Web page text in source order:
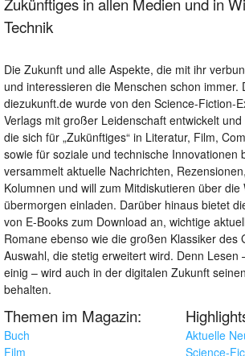
Technik
Die Zukunft und alle Aspekte, die mit ihr
und interessieren die Menschen schon immer.
diezukunft.de wurde von den Science-Fiction-
Verlags mit großer Leidenschaft entwickelt
die sich für „Zukünftiges“ in Literatur, Film,
sowie für soziale und technische Innovationen
versammelt aktuelle Nachrichten,
Kolumnen und will zum Mitdiskutieren über
übermorgen einladen. Darüber hinaus bietet
von E-Books zum Download an, wichtige
Romane ebenso wie die großen Klassiker des
Auswahl, die stetig erweitert wird. Denn Lesen
einig – wird auch in der digitalen Zukunft
behalten.
Themen im Magazin:
Buch
Film
Aktuelle
Science-